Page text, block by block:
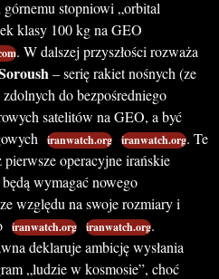
stopniowi „orbital
klasy 100 kg na GEO
. W dalszej przyszłości rozważa
– serię rakiet nośnych (ze
do bezpośredniego
satelitów na GEO, a być
iranwatch.org iranwatch.org. Te
operacyjne irańskie
wymagać nowego
względu na swoje rozmiary i
iranwatch.org iranwatch.org.
deklaruje ambicję wysłania
„ludzie w kosmosie”, choć